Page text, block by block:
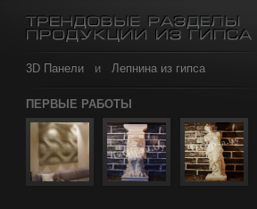
3D Панели и Лепнина из гипса
ПЕРВЫЕ РАБОТЫ